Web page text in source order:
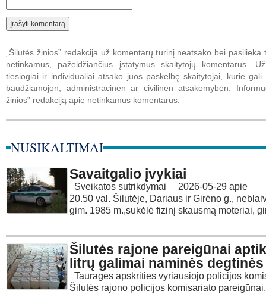
„Šilutės žinios” redakcija už komentarų turinį neatsako bei pasilieka
netinkamus, pažeidžiančius įstatymus skaitytojų komentarus.
tiesiogiai ir individualiai atsako juos paskelbę skaitytojai, kurie gali
baudžiamojon, administracinėn ar civilinėn atsakomybėn.
žinios” redakciją apie netinkamus komentarus.
NUSIKALTIMAI
Savaitgalio įvykiai
Sveikatos sutrikdymai 2026-05-29 apie
20.50 val. Šilutėje, Dariaus ir Girėno g.,
gim. 1985 m.,sukėlė fizinį skausmą moteriai,
Šilutės rajone pareigūnai
litrų galimai naminės degtinės
Tauragės apskrities vyriausiojo policijos
Šilutės rajono policijos komisariato